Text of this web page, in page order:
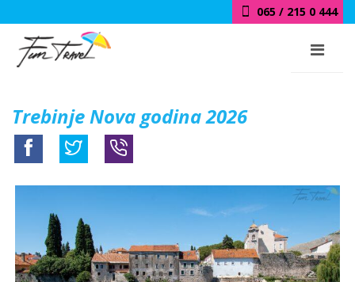
065 / 215 0 444
Trebinje Nova godina 2026